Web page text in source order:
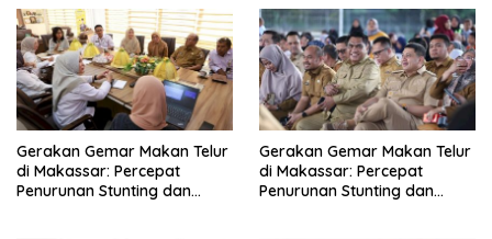
Gerakan Gemar Makan Telur
di Makassar: Percepat
Penurunan Stunting dan
Gerakan Gemar Makan Telur
di Makassar: Percepat
Penurunan Stunting dan